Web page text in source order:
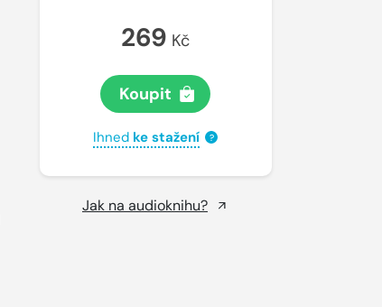
269 Kč
Koupit
Ihned ke stažení ?
Jak na audioknihu?